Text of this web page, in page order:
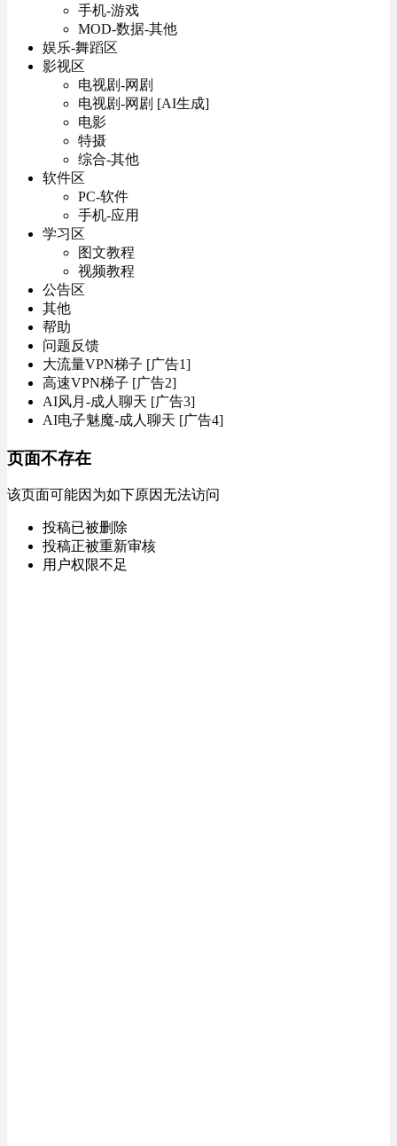
手机-游戏
MOD-数据-其他
娱乐-舞蹈区
影视区
电视剧-网剧
电视剧-网剧 [AI生成]
电影
特摄
综合-其他
软件区
PC-软件
手机-应用
学习区
图文教程
视频教程
公告区
其他
帮助
问题反馈
大流量VPN梯子 [广告1]
高速VPN梯子 [广告2]
AI风月-成人聊天 [广告3]
AI电子魅魔-成人聊天 [广告4]
页面不存在
该页面可能因为如下原因无法访问
投稿已被删除
投稿正被重新审核
用户权限不足